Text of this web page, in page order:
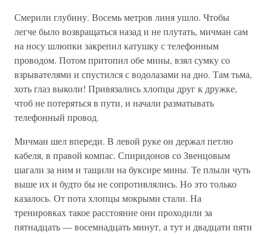
Смерили глубину. Восемь метров линя ушло. Чтобы
легче было возвращаться назад и не плутать, мичман сам
на носу шлюпки закрепил катушку с телефонным
проводом. Потом притопил обе мины, взял сумку со
взрывателями и спустился с водолазами на дно. Там тьма,
хоть глаз выколи! Привязались хлопцы друг к дружке,
чтоб не потеряться в пути, и начали разматывать
телефонный провод.
Мичман шел впереди. В левой руке он держал петлю
кабеля, в правой компас. Спиридонов со Звенцовым
шагали за ним и тащили на буксире мины. Те плыли чуть
выше их и будто бы не сопротивлялись. Но это только
казалось. От пота хлопцы мокрыми стали. На
тренировках такое расстояние они проходили за
пятнадцать — восемнадцать минут, а тут и двадцати пяти